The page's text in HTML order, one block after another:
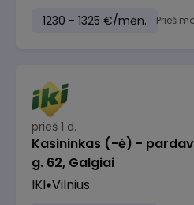
1230 - 1325 €/mėn. Prieš
prieš 1 d.
Kasininkas (-ė) -
g. 62, Galgiai
IKI Vilnius